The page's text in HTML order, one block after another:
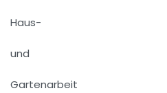
Haus-
und
Gartenarbeit